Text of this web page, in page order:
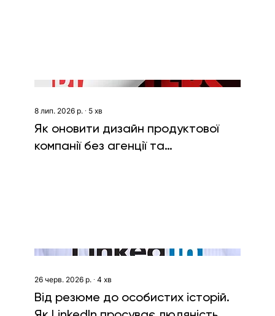
8 лип. 2026 р.∙ 5 хв
Як оновити дизайн продуктової
компанії без агенції та
26 черв. 2026 р.∙ 4 хв
Від резюме до особистих історій.